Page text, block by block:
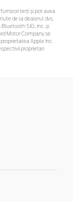
terți și pot avea
de la dealerul dvs.
SIG, Inc. și
Motor Company se
Apple Inc.
proprietari